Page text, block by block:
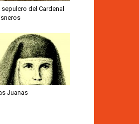
sepulcro del Cardenal
Juanas